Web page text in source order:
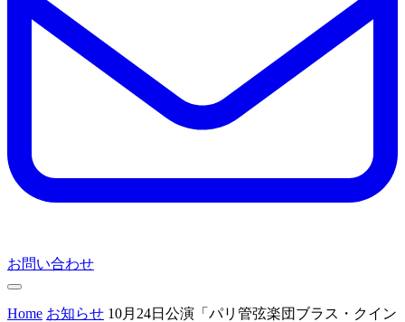
お問い合わせ
Home お知らせ 10月24日公演「パリ管弦楽団ブラス・クイン